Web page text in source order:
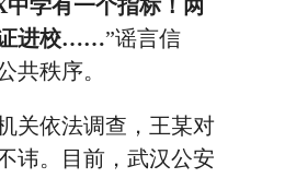
中学有一个指标！两
证进校……”谣言信
共秩序。
依法调查，王某对
讳。目前，武汉公安